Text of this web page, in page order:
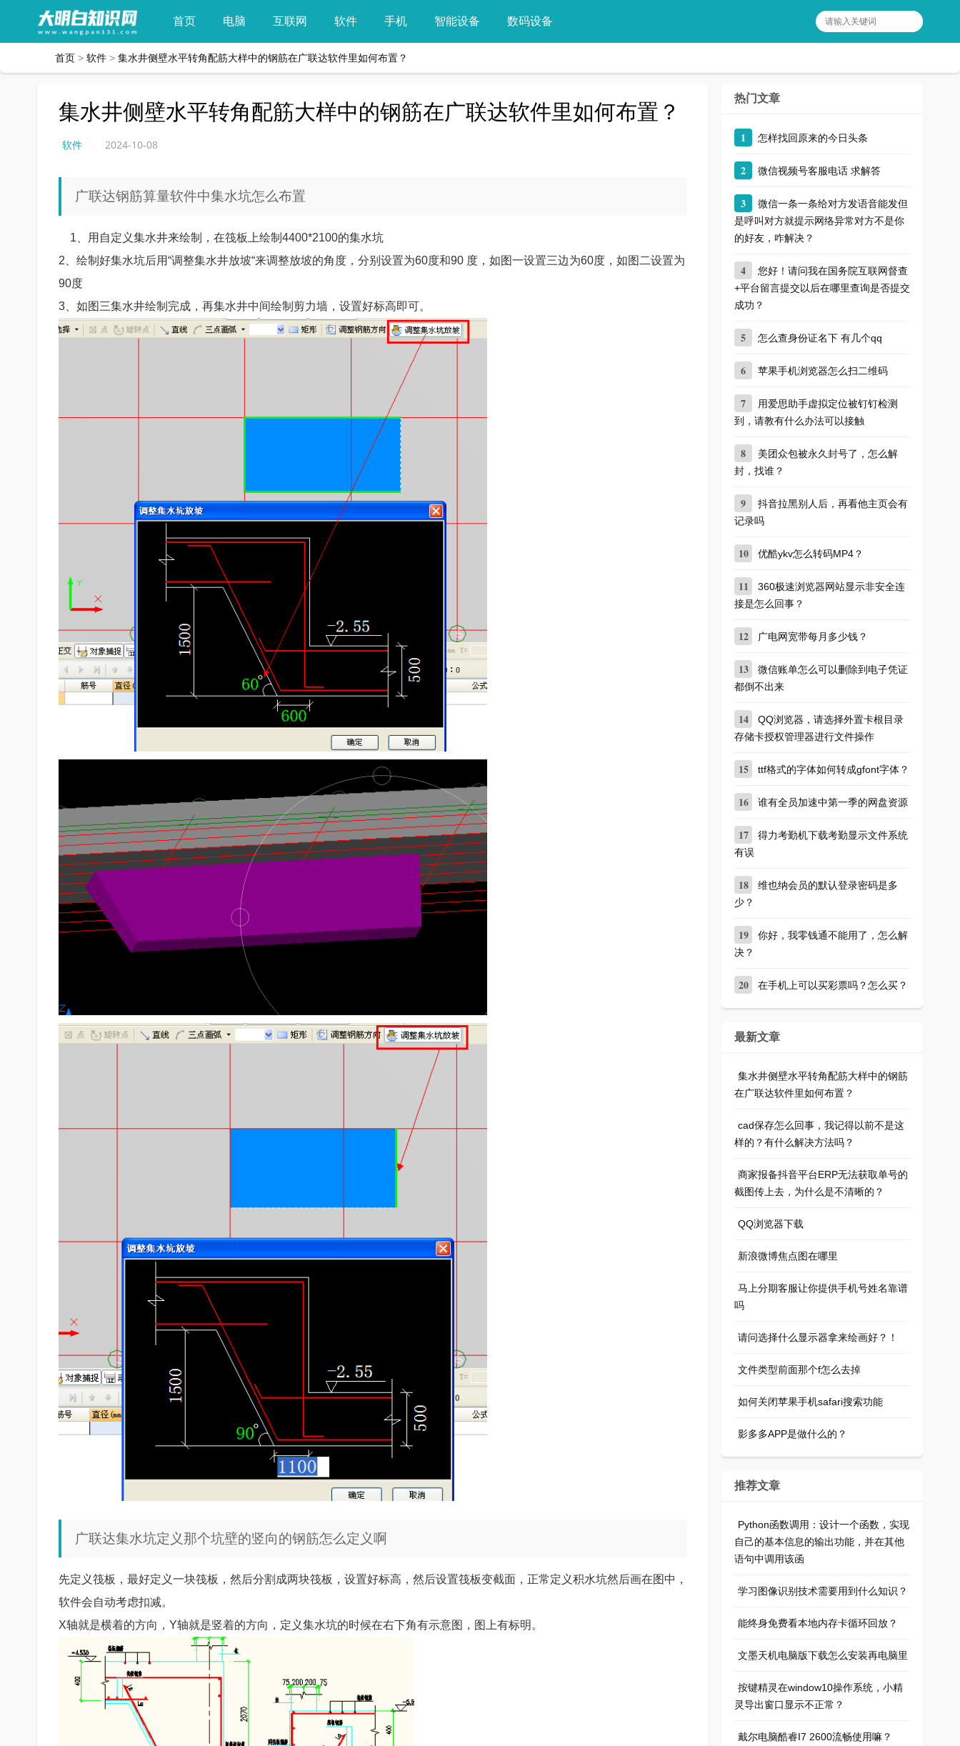
首页 电脑 互联网 软件 手机 智能设备 数码设备
首页 > 软件 > 集水井侧壁水平转角配筋大样中的钢筋在广联达软件里如何布置？
集水井侧壁水平转角配筋大样中的钢筋在广联达软件里如何布置？
软件 2024-10-08
广联达钢筋算量软件中集水坑怎么布置
1、用自定义集水井来绘制，在筏板上绘制4400*2100的集水坑
2、绘制好集水坑后用“调整集水井放坡“来调整放坡的角度，分别设置为60度和90 度，如图一设置三边为60度，如图二设置为
90度
3、如图三集水井绘制完成，再集水井中间绘制剪力墙，设置好标高即可。
广联达集水坑定义那个坑壁的竖向的钢筋怎么定义啊
先定义筏板，最好定义一块筏板，然后分割成两块筏板，设置好标高，然后设置筏板变截面，正常定义积水坑然后画在图中，
软件会自动考虑扣减。
X轴就是横着的方向，Y轴就是竖着的方向，定义集水坑的时候在右下角有示意图，图上有标明。
热门文章
1 怎样找回原来的今日头条
2 微信视频号客服电话 求解答
3
微信一条一条给对方发语音能发但
是呼叫对方就提示网络异常对方不是你
的好友，咋解决？
4
您好！请问我在国务院互联网督查
+平台留言提交以后在哪里查询是否提交
成功？
5 怎么查身份证名下 有几个qq
6 苹果手机浏览器怎么扫二维码
7
用爱思助手虚拟定位被钉钉检测
到，请教有什么办法可以接触
8
美团众包被永久封号了，怎么解
封，找谁？
9
抖音拉黑别人后，再看他主页会有
记录吗
10 优酷ykv怎么转码MP4？
11
360极速浏览器网站显示非安全连
接是怎么回事？
12 广电网宽带每月多少钱？
13
微信账单怎么可以删除到电子凭证
都倒不出来
14
QQ浏览器，请选择外置卡根目录
存储卡授权管理器进行文件操作
15 ttf格式的字体如何转成gfont字体？
16 谁有全员加速中第一季的网盘资源
17
得力考勤机下载考勤显示文件系统
有误
18
维也纳会员的默认登录密码是多
少？
19
你好，我零钱通不能用了，怎么解
决？
20 在手机上可以买彩票吗？怎么买？
最新文章
集水井侧壁水平转角配筋大样中的钢筋
在广联达软件里如何布置？
cad保存怎么回事，我记得以前不是这
样的？有什么解决方法吗？
商家报备抖音平台ERP无法获取单号的
截图传上去，为什么是不清晰的？
QQ浏览器下载
新浪微博焦点图在哪里
马上分期客服让你提供手机号姓名靠谱
吗
请问选择什么显示器拿来绘画好？！
文件类型前面那个f怎么去掉
如何关闭苹果手机safari搜索功能
影多多APP是做什么的？
推荐文章
Python函数调用：设计一个函数，实现
自己的基本信息的输出功能，并在其他
语句中调用该函
学习图像识别技术需要用到什么知识？
能终身免费看本地内存卡循环回放？
文墨天机电脑版下载怎么安装再电脑里
按键精灵在window10操作系统，小精
灵导出窗口显示不正常？
戴尔电脑酷睿I7 2600流畅使用嘛？